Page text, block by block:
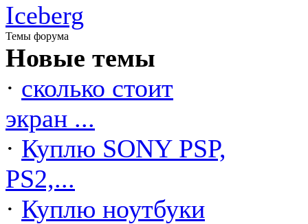
Iceberg
Темы форума
Новые темы
· сколько стоит
экран ...
· Куплю SONY PSP,
PS2,...
· Куплю ноутбуки